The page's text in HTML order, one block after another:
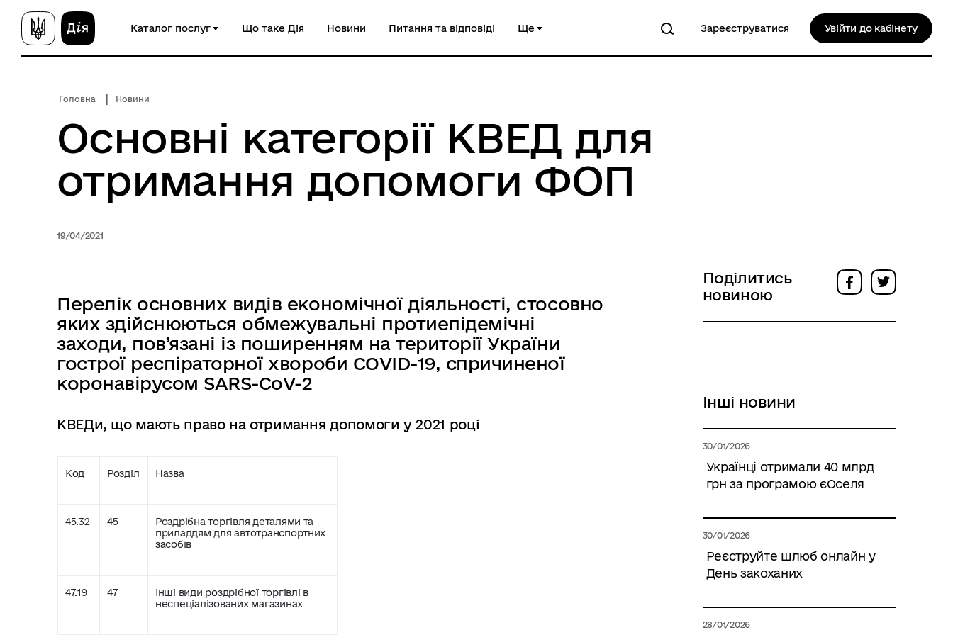
Каталог послуг Що таке Дія Новини Питання та відповіді Ще Зареєструватися Увійти до кабінету
Головна Новини
Основні категорії КВЕД для
отримання допомоги ФОП
19/04/2021
Перелік основних видів економічної діяльності, стосовно
яких здійснюються обмежувальні протиепідемічні
заходи, пов’язані із поширенням на території України
гострої респіраторної хвороби COVID-19, спричиненої
коронавірусом SARS-CoV-2
КВЕДи, що мають право на отримання допомоги у 2021 році
Код Розділ Назва
45.32 45
Роздрібна торгівля деталями та
приладдям для автотранспортних
засобів
47.19 47
Інші види роздрібної торгівлі в
неспеціалізованих магазинах
Поділитись
новиною
Інші новини
30/01/2026
Українці отримали 40 млрд
грн за програмою єОселя
30/01/2026
Реєструйте шлюб онлайн у
День закоханих
28/01/2026